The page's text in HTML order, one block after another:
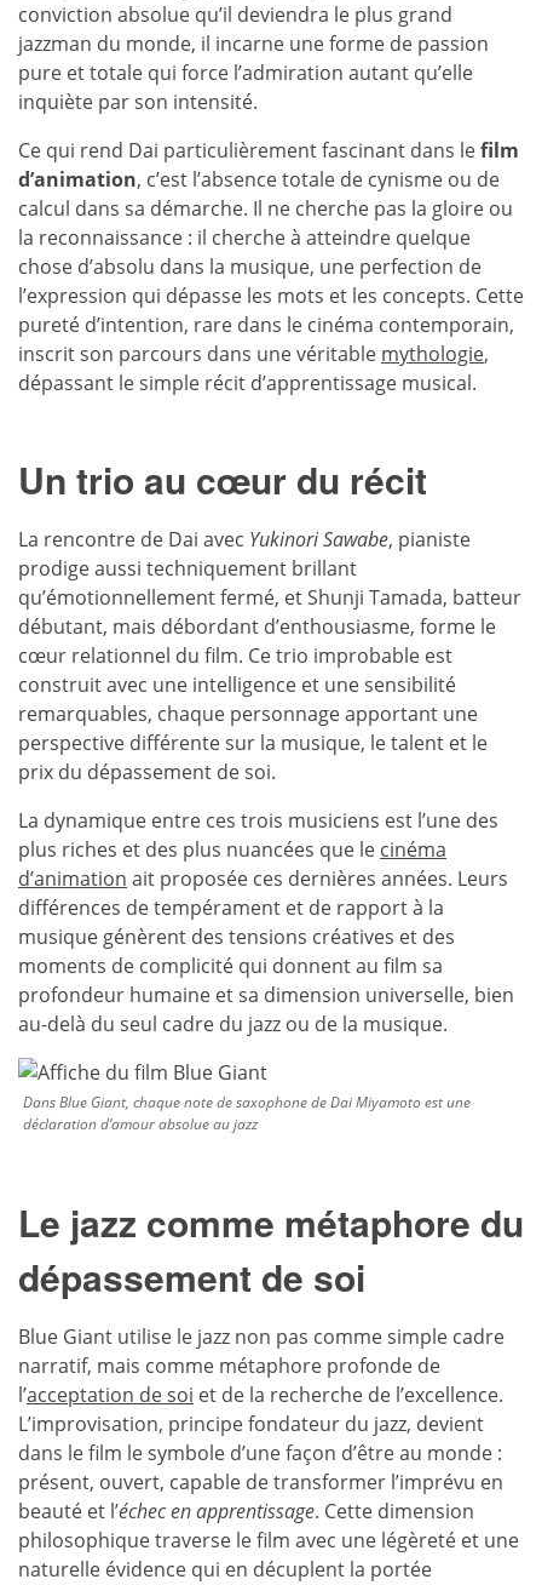
conviction absolue qu’il deviendra le plus grand
jazzman du monde, il incarne une forme de passion
pure et totale qui force l’admiration autant qu’elle
inquiète par son intensité.
Ce qui rend Dai particulièrement fascinant dans lefilm
d’animation, c’est l’absence totale de cynisme ou de
calcul dans sa démarche. Il ne cherche pas la gloire ou
la reconnaissance : il cherche à atteindre quelque
chose d’absolu dans la musique, une perfection de
l’expression qui dépasse les mots et les concepts. Cette
pureté d’intention, rare dans le cinéma contemporain,
inscrit son parcours dans une véritable mythologie,
dépassant le simple récit d’apprentissage musical.
Un trio au cœur du récit
La rencontre de Dai avec Yukinori Sawabe, pianiste
prodige aussi techniquement brillant
qu’émotionnellement fermé, et Shunji Tamada, batteur
débutant, mais débordant d’enthousiasme, forme le
cœur relationnel du film. Ce trio improbable est
construit avec une intelligence et une sensibilité
remarquables, chaque personnage apportant une
perspective différente sur la musique, le talent et le
prix du dépassement de soi.
La dynamique entre ces trois musiciens est l’une des
plus riches et des plus nuancées que le cinéma
d’animation ait proposée ces dernières années. Leurs
différences de tempérament et de rapport à la
musique génèrent des tensions créatives et des
moments de complicité qui donnent au film sa
profondeur humaine et sa dimension universelle, bien
au-delà du seul cadre du jazz ou de la musique.
Dans Blue Giant, chaque note de saxophone de Dai Miyamoto est une
déclaration d’amour absolue au jazz
Le jazz comme métaphore du
dépassement de soi
Blue Giant utilise le jazz non pas comme simple cadre
narratif, mais comme métaphore profonde de
l’acceptation de soi et de la recherche de l’excellence.
L’improvisation, principe fondateur du jazz, devient
dans le film le symbole d’une façon d’être au monde :
présent, ouvert, capable de transformer l’imprévu en
beauté et l’échec en apprentissage. Cette dimension
philosophique traverse le film avec une légèreté et une
naturelle évidence qui en décuplent la portée